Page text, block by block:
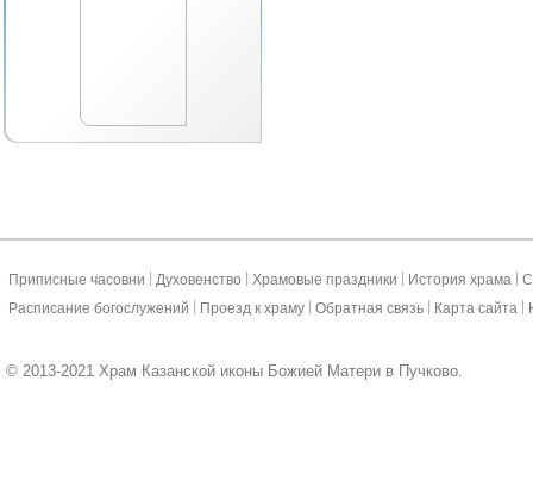
Приписные часовни Духовенство Храмовые праздники История храма
Расписание богослужений
Проезд к храму Обратная связь Карта сайта
© 2013-2021 Храм Казанской иконы Божией Матери в Пучково.